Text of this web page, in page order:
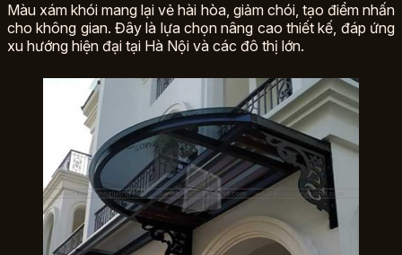
Màu xám khói mang lại vẻ hài hòa, giảm chói, tạo điểm nhấn
cho không gian. Đây là lựa chọn nâng cao thiết kế, đáp ứng
xu hướng hiện đại tại Hà Nội và các đô thị lớn.